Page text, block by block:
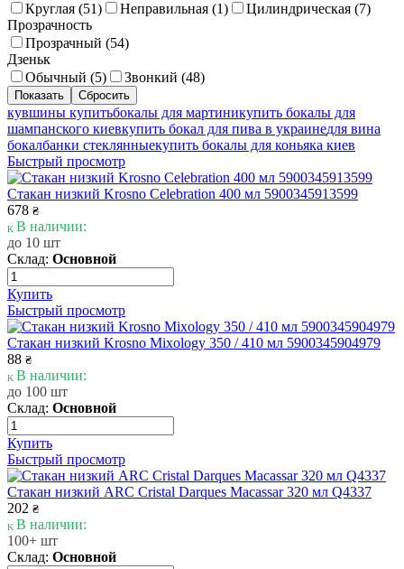
Круглая (51) Неправильная (1) Цилиндрическая (7)
Прозрачность
Прозрачный (54)
Дзеньк
Обычный (5) Звонкий (48)
кувшины купитьбокалы для мартиникупить бокалы для
шампанского киевкупить бокал для пива в украинедля вина
бокалбанки стеклянныекупить бокалы для коньяка киев
Быстрый просмотр
Стакан низкий Krosno Celebration 400 мл 5900345913599
678 ₴
В наличии:
до 10 шт
Склад: Основной
Купить
Быстрый просмотр
Стакан низкий Krosno Mixology 350 / 410 мл 5900345904979
88 ₴
В наличии:
до 100 шт
Склад: Основной
Купить
Быстрый просмотр
Стакан низкий ARC Cristal Darques Macassar 320 мл Q4337
202 ₴
В наличии:
100+ шт
Склад: Основной